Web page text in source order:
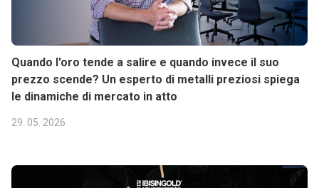
Quando l'oro tende a salire e quando invece il suo
prezzo scende? Un esperto di metalli preziosi spiega
le dinamiche di mercato in atto
29. 05. 2026